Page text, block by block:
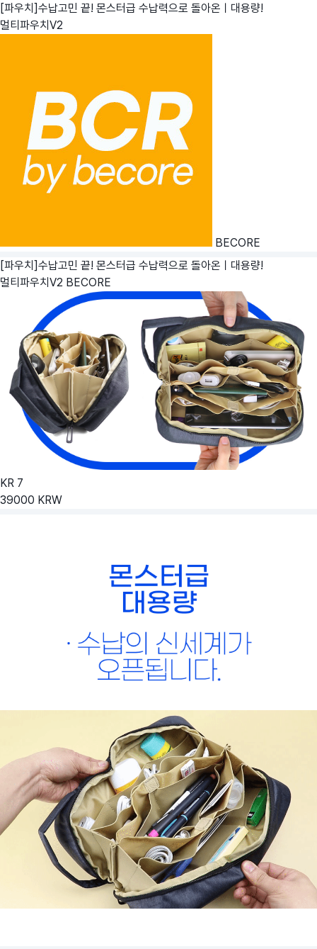
[파우치]수납고민 끝! 몬스터급 수납력으로 돌아온ㅣ대용량!
멀티파우치V2
BECORE
[파우치]수납고민 끝! 몬스터급 수납력으로 돌아온ㅣ대용량!
멀티파우치V2 BECORE
KR 7
39000 KRW